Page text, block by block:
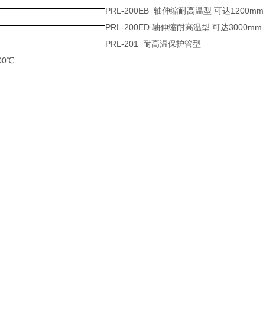
PRL-200EB 轴伸缩耐高温型 可达1200mm
PRL-200ED 轴伸缩耐高温型 可达3000mm
PRL-201 耐高温保护管型